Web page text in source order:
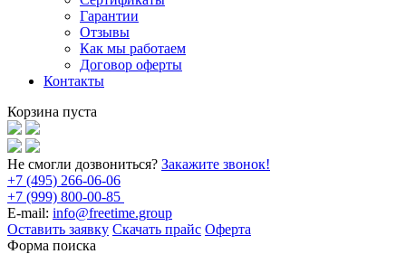
Гарантии
Отзывы
Как мы работаем
Договор оферты
Контакты
Корзина пуста
Не смогли дозвониться? Закажите звонок!
+7 (495) 266-06-06
+7 (999) 800-00-85
E-mail: info@freetime.group
Оставить заявку Скачать прайс Оферта
Форма поиска